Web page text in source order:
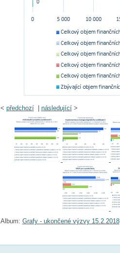
< předchozí| následující>
Album: Grafy - ukončené výzvy 15.2.2018